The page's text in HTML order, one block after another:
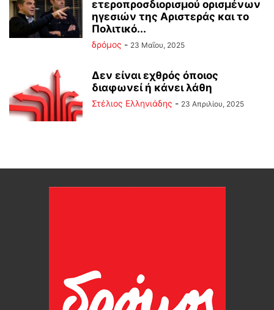
ετεροπροσδιορισμού ορισμένων
ηγεσιών της Αριστεράς και το
Πολιτικό...
δρόμος - 23 Μαΐου, 2025
Δεν είναι εχθρός όποιος
διαφωνεί ή κάνει λάθη
Στέλιος Ελληνιάδης - 23 Απριλίου, 2025